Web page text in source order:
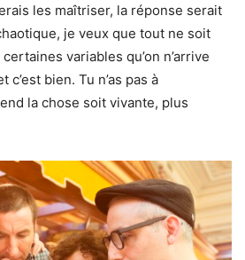
les maîtriser, la réponse serait
je veux que tout ne soit
variables qu’on n’arrive
bien. Tu n’as pas à
la chose soit vivante, plus